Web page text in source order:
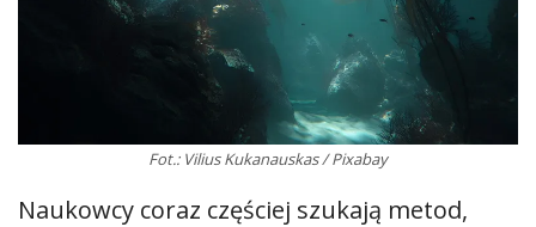
Fot.: Vilius Kukanauskas / Pixabay
Naukowcy coraz częściej szukają metod,